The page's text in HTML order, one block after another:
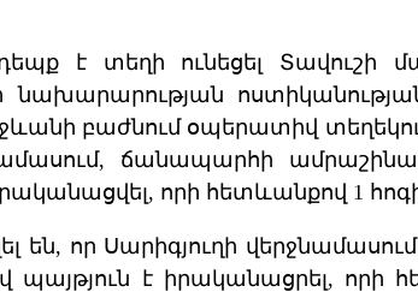
է տեղի ունեցել Տավուշի
նախարարության
բաժնում օպերատիվ
ճանապարհի
որի հետևանքով 1
որ Սարիգյուղի
է իրականացրել, որի